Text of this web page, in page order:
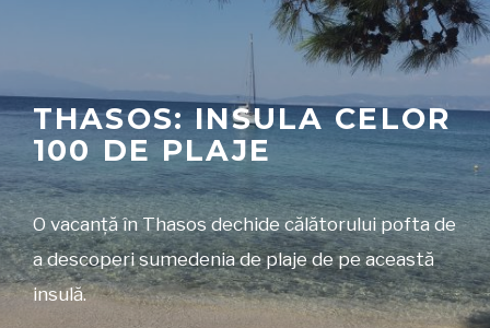
THASOS: INSULA CELOR
100 DE PLAJE
O vacanță în Thasos dechide călătorului pofta de
a descoperi sumedenia de plaje de pe această
insulă.